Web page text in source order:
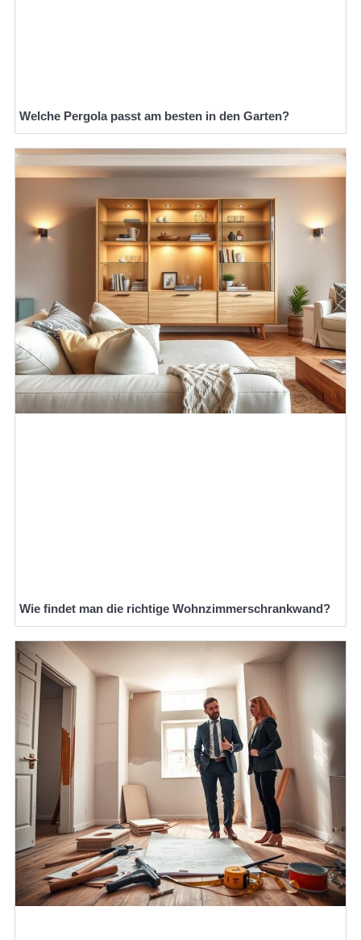
Welche Pergola passt am besten in den Garten?
Wie findet man die richtige Wohnzimmerschrankwand?